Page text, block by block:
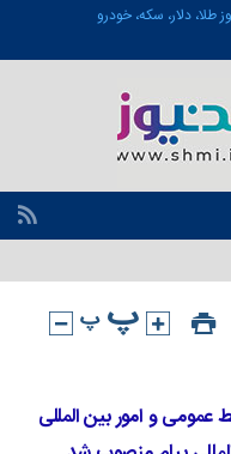
دلار، سکه، خودرو
عمومی و امور بین المللی